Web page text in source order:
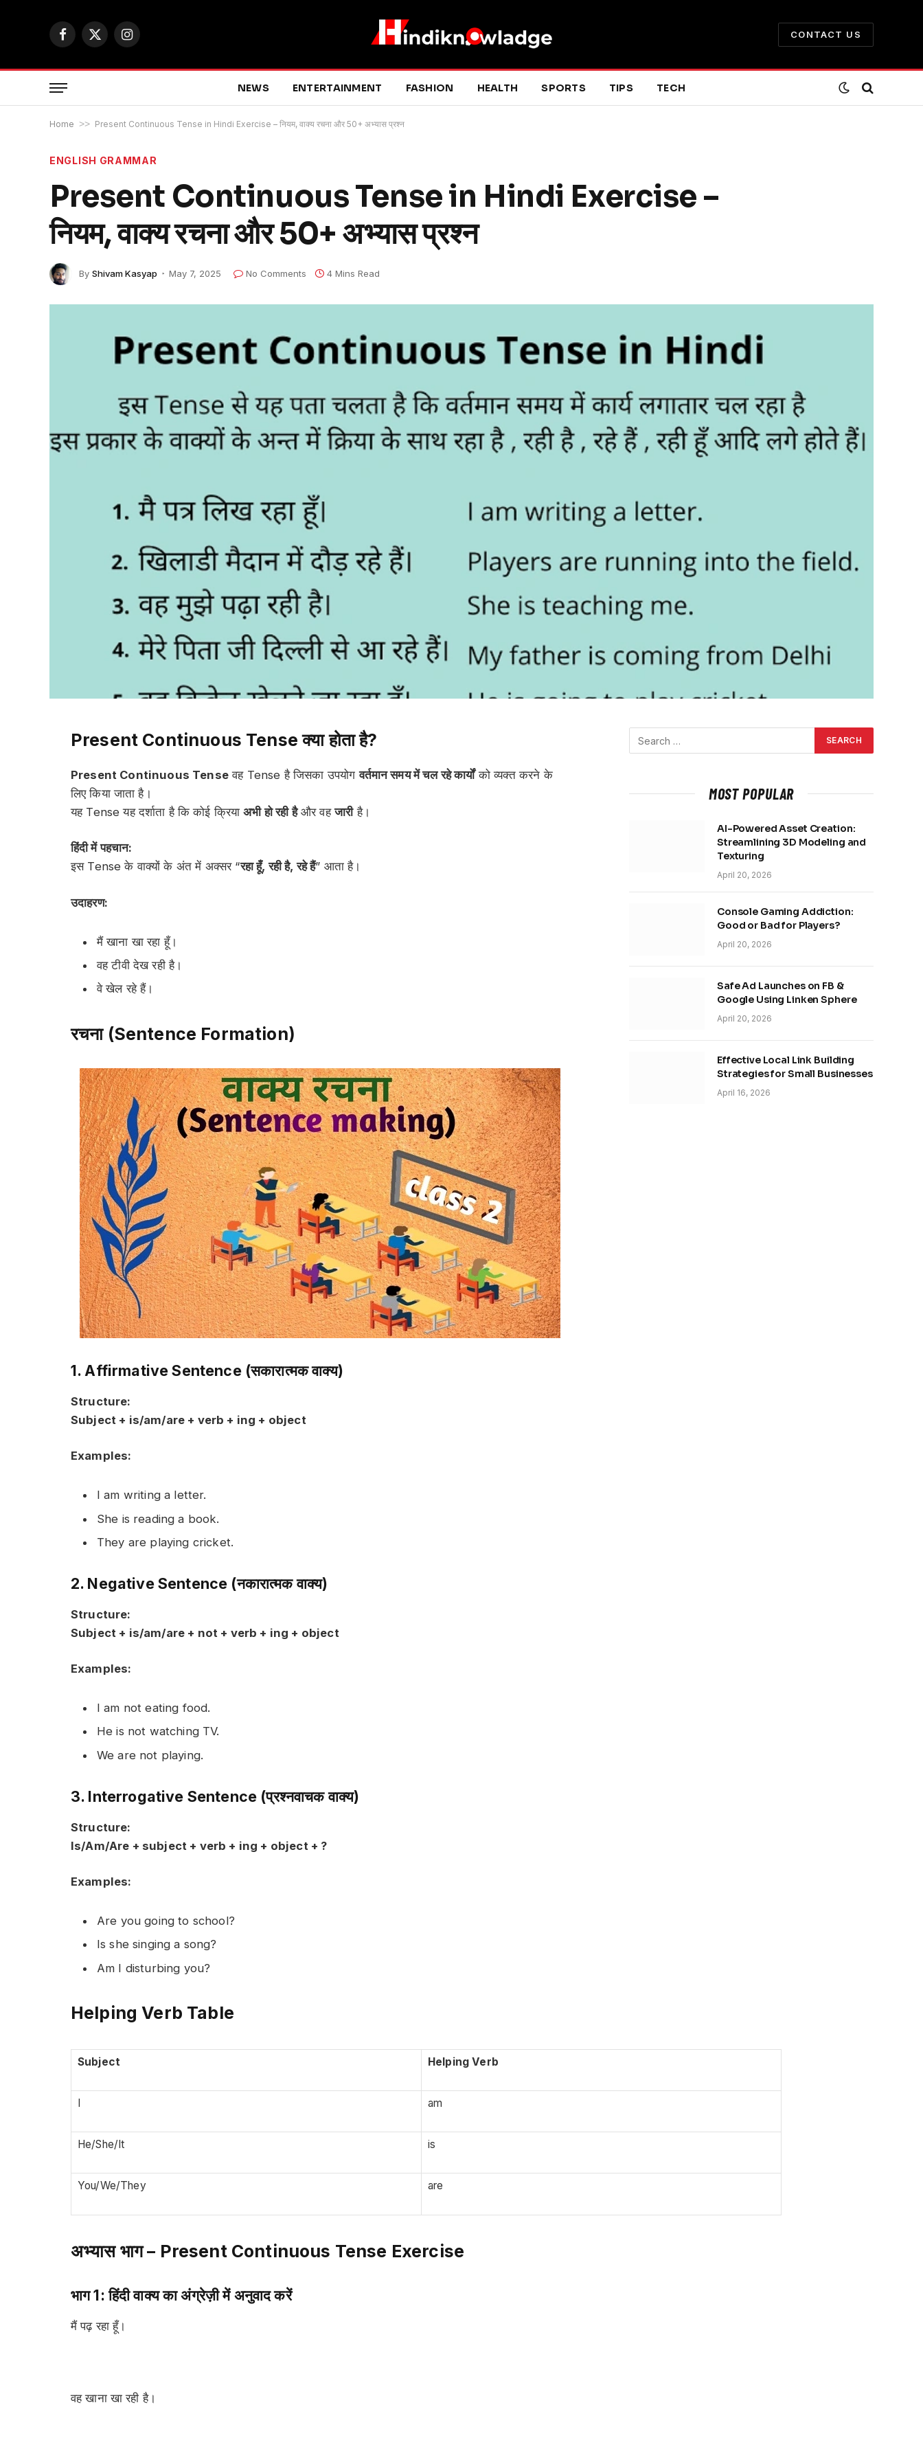
Facebook
X
Instagram
CONTACT US
NEWS ENTERTAINMENT FASHION HEALTH SPORTS TIPS TECH
Home >> Present Continuous Tense in Hindi Exercise – नियम, वाक्य रचना और 50+ अभ्यास प्रश्न
ENGLISH GRAMMAR
Present Continuous Tense in Hindi Exercise –
नियम, वाक्य रचना और 50+ अभ्यास प्रश्न
By Shivam Kasyap May 7, 2025 No Comments 4 Mins Read
Present Continuous Tense क्या होता है?
Present Continuous Tense वह Tense है जिसका उपयोगवर्तमान समय में चल रहे कार्योंको व्यक्त करने के
लिए किया जाता है।
यह Tense यह दर्शाता है कि कोई क्रियाअभी हो रही हैऔर वहजारीहै।
हिंदी में पहचान:
इस Tense के वाक्यों के अंत में अक्सर “रहा हूँ, रही है, रहे हैं” आता है।
उदाहरण:
मैं खाना खा रहा हूँ।
वह टीवी देख रही है।
वे खेल रहे हैं।
रचना (Sentence Formation)
1. Affirmative Sentence (सकारात्मक वाक्य)
Structure:
Subject + is/am/are + verb + ing + object
Examples:
I am writing a letter.
She is reading a book.
They are playing cricket.
2. Negative Sentence (नकारात्मक वाक्य)
Structure:
Subject + is/am/are + not + verb + ing + object
Examples:
I am not eating food.
He is not watching TV.
We are not playing.
3. Interrogative Sentence (प्रश्नवाचक वाक्य)
Structure:
Is/Am/Are + subject + verb + ing + object + ?
Examples:
Are you going to school?
Is she singing a song?
Am I disturbing you?
Helping Verb Table
Subject Helping Verb
am
He/She/It is
You/We/They are
अभ्यास भाग – Present Continuous Tense Exercise
भाग 1: हिंदी वाक्य का अंग्रेज़ी में अनुवाद करें
मैं पढ़ रहा हूँ।
वह खाना खा रही है।
MOST POPULAR
AI-Powered Asset Creation:
Streamlining 3D Modeling and
Texturing
April 20, 2026
Console Gaming Addiction:
Good or Bad for Players?
April 20, 2026
Safe Ad Launches on FB &
Google Using Linken Sphere
April 20, 2026
Effective Local Link Building
Strategies for Small Businesses
April 16, 2026